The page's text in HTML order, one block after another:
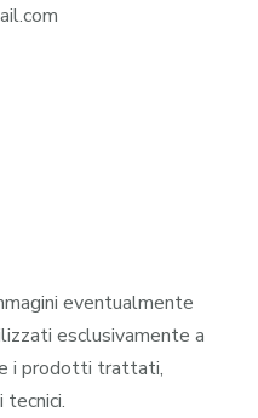
eventualmente
esclusivamente a
i prodotti trattati,